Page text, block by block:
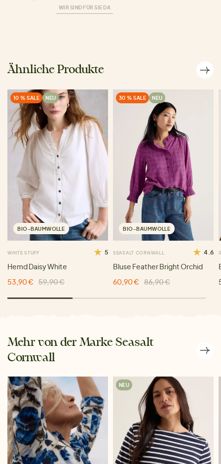
WIR SIND FÜR SIE DA
Ähnliche Produkte
10 % SALE NEU
BIO-BAUMWOLLE
WHITE STUFF 5
Hemd Daisy White
53,90 €
59,90 €
30 % SALE NEU
BIO-BAUMWOLLE
SEASALT CORNWALL 4.6
Bluse Feather Bright Orchid
60,90 €
86,90 €
Mehr von der Marke Seasalt
Cornwall
NEU